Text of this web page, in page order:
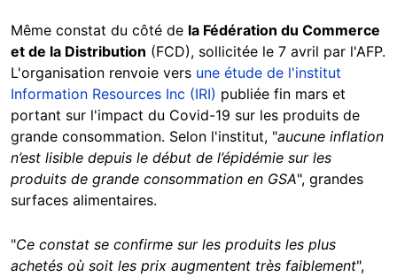
Même constat du côté de la Fédération du Commerce
et de la Distribution (FCD), sollicitée le 7 avril par l'AFP.
L'organisation renvoie vers une étude de l'institut
Information Resources Inc (IRI) publiée fin mars et
portant sur l'impact du Covid-19 sur les produits de
grande consommation. Selon l'institut, "aucune inflation
n’est lisible depuis le début de l’épidémie sur les
produits de grande consommation en GSA", grandes
surfaces alimentaires.
"Ce constat se confirme sur les produits les plus
achetés où soit les prix augmentent très faiblement",